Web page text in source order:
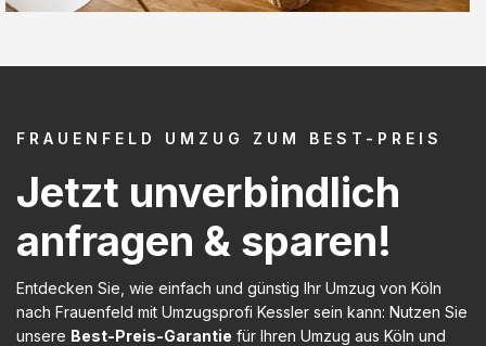
FRAUENFELD UMZUG ZUM BEST-PREIS
Jetzt unverbindlich
anfragen & sparen!
Entdecken Sie, wie einfach und günstig Ihr Umzug von Köln
nach Frauenfeld mit Umzugsprofi Kessler sein kann: Nutzen Sie
unsere Best-Preis-Garantie für Ihren Umzug aus Köln und